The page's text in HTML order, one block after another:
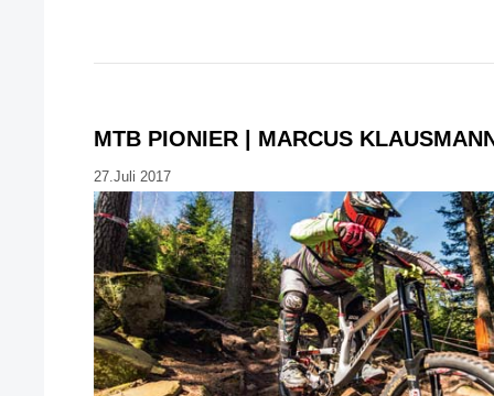
MTB PIONIER | MARCUS
27.Juli 2017